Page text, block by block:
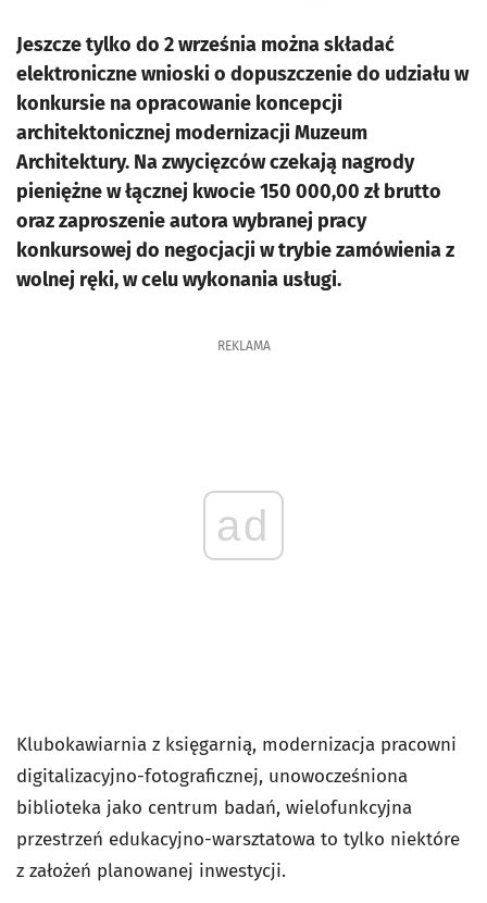
Jeszcze tylko do 2 września można składać
elektroniczne wnioski o dopuszczenie do udziału w
konkursie na opracowanie koncepcji
architektonicznej modernizacji Muzeum
Architektury. Na zwycięzców czekają nagrody
pieniężne w łącznej kwocie 150 000,00 zł brutto
oraz zaproszenie autora wybranej pracy
konkursowej do negocjacji w trybie zamówienia z
wolnej ręki, w celu wykonania usługi.
REKLAMA
ad
Klubokawiarnia z księgarnią, modernizacja pracowni
digitalizacyjno-fotograficznej, unowocześniona
biblioteka jako centrum badań, wielofunkcyjna
przestrzeń edukacyjno-warsztatowa to tylko niektóre
z założeń planowanej inwestycji.